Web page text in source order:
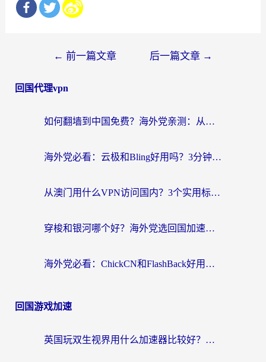
导
← 前一篇文章 后一篇文章 →
回国代理vpn
如何翻墙到中国免费？海外党亲测：从踩坑到选对加速器的全攻略
海外党必看：云极和Bling好用吗？3分钟教你选对回国加速器
从澳门用什么VPN访问国内？3个实用标准帮你避开坑，无缝刷剧听歌
穿梭和银河哪个好？海外党选回国加速器的避坑指南，附番茄加速器实测体验
海外党必看：ChickCN和FlashBack好用吗？3招教你选对回国加速器（附云极、HomeCN、斧牛vs艾果对比）
回国游戏加速
英国玩双生视界用什么加速器比较好？海外党亲测有效的国服游戏加速方案